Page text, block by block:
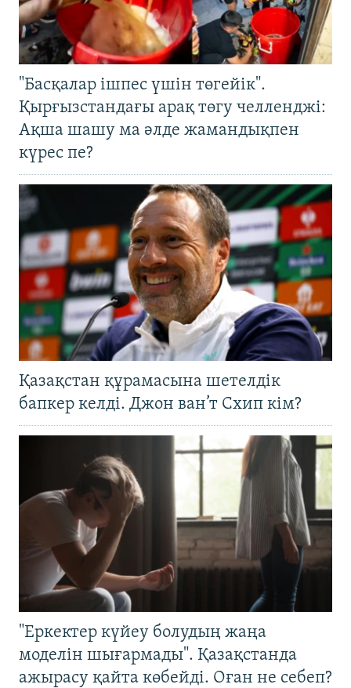
"Басқалар ішпес үшін төгейік".
Қырғызстандағы арақ төгу челленджі:
Ақша шашу ма әлде жамандықпен
күрес пе?
Қазақстан құрамасына шетелдік
бапкер келді. Джон ван’т Схип кім?
"Еркектер күйеу болудың жаңа
моделін шығармады". Қазақстанда
ажырасу қайта көбейді. Оған не себеп?